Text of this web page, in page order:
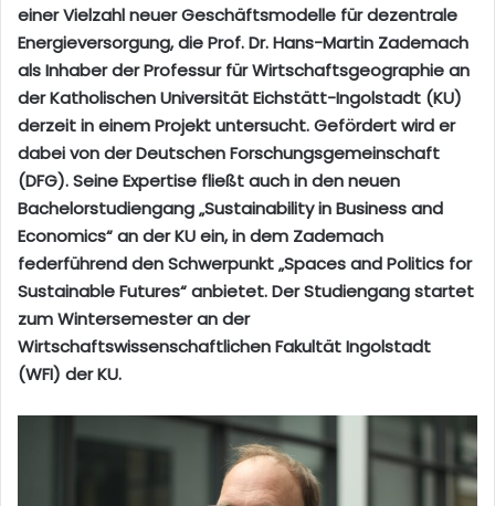
einer Vielzahl neuer Geschäftsmodelle für dezentrale
Energieversorgung, die Prof. Dr. Hans-Martin Zademach
als Inhaber der Professur für Wirtschaftsgeographie an
der Katholischen Universität Eichstätt-Ingolstadt (KU)
derzeit in einem Projekt untersucht. Gefördert wird er
dabei von der Deutschen Forschungsgemeinschaft
(DFG). Seine Expertise fließt auch in den neuen
Bachelorstudiengang „Sustainability in Business and
Economics“ an der KU ein, in dem Zademach
federführend den Schwerpunkt „Spaces and Politics for
Sustainable Futures“ anbietet. Der Studiengang startet
zum Wintersemester an der
Wirtschaftswissenschaftlichen Fakultät Ingolstadt
(WFI) der KU.